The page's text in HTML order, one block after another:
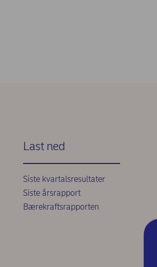
Last ned
Siste kvartalsresultater
Siste årsrapport
Bærekraftsrapporten